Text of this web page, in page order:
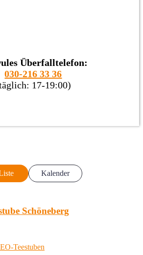
Überfalltelefon:
030-216 33 36
17-19:00)
Kalender
Schöneberg
Teestuben